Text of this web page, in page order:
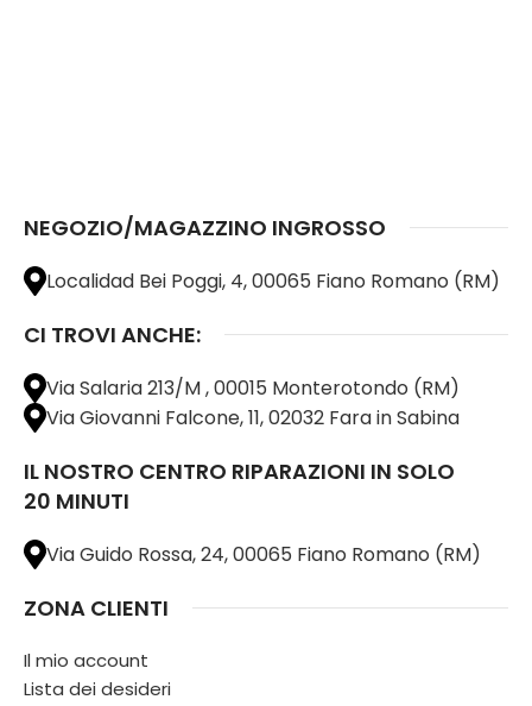
NEGOZIO/MAGAZZINO INGROSSO
Localidad Bei Poggi, 4, 00065 Fiano Romano (RM)
CI TROVI ANCHE:
Via Salaria 213/M , 00015 Monterotondo (RM)
Via Giovanni Falcone, 11, 02032 Fara in Sabina
IL NOSTRO CENTRO RIPARAZIONI IN SOLO
20 MINUTI
Via Guido Rossa, 24, 00065 Fiano Romano (RM)
ZONA CLIENTI
Il mio account
Lista dei desideri